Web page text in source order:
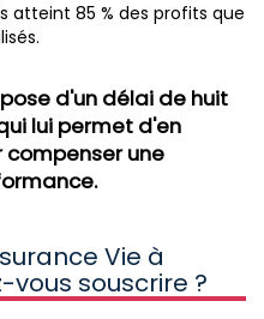
atteint 85 % des profits que
d'un délai de huit
lui permet d'en
compenser une
Vie à
souscrire ?